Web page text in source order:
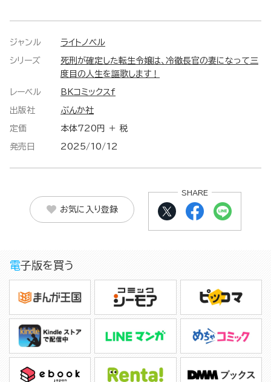
ジャンル ライトノベル
シリーズ
死刑が確定した転生令嬢は、冷徹長官の妻になって三
度目の人生を謳歌します！
レーベル BKコミックスf
出版社 ぶんか社
定価 本体720円 ＋ 税
発売日 2025/10/12
お気に入り登録
SHARE
電子版を買う